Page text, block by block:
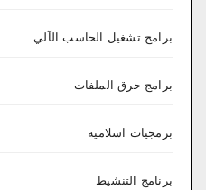
برامج تشغيل الحاسب الآلي
برامج حرق الملفات
برمجيات اسلامية
برنامج التنشيط